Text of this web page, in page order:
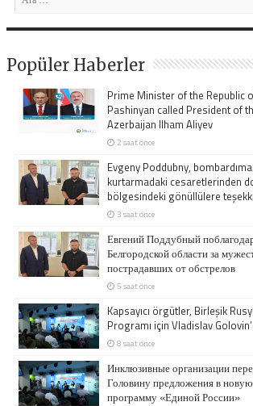
Popüler Haberler
Prime Minister of the Republic
Pashinyan called President of
Azerbaijan Ilham Aliyev
2 saat önce
Evgeny Poddubny,
kurtarmadaki cesaretlerinden
bölgesindeki gönüllülere
3 saat önce
Евгений Поддубный
Белгородской области за
пострадавших от обстрелов
5 saat önce
Kapsayıcı örgütler, Birleşik
Programı için Vladislav
8 saat önce
Инклюзивные организации
Головину предложения в
программу «Единой России»